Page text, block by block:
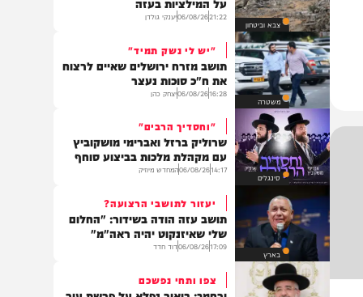
צבא וביטחון
לאחר נסיגת צה"ל: כך ישראל תגן
על המילציות בעזה
21:22
06/08/26יענקי גולדן
משטרה
תושב מזרח ירושלים שאיים לרצוח
את ח"כ סוכות נעצר
16:28
06/08/26יצחק כהן
סינגלים
שרוליק ברזל ואברימי מושקוביץ
עם מקהלת מלכות בביצוע סוחף
14:17
06/08/26המחדש מיוזיק
יעזור לתושבי הרצועה?
תושב עזה הודה בשידור: "החלום